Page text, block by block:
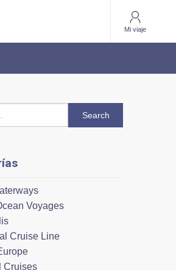
Mi viaje
Voyages
Cruise Line
Cruises